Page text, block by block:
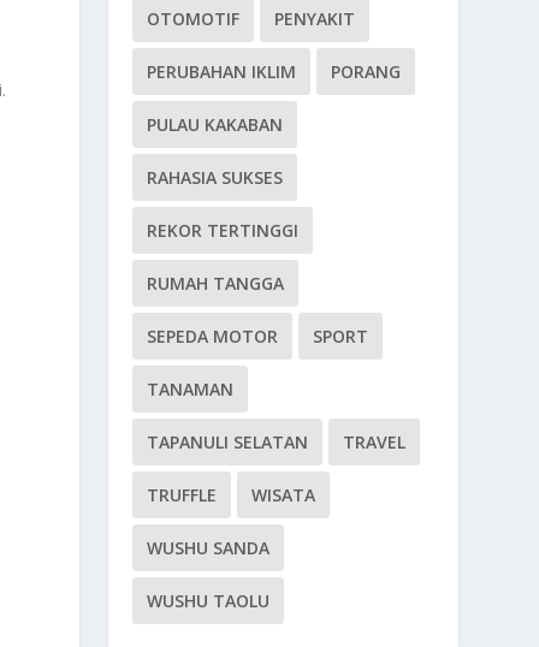
OTOMOTIF PENYAKIT
PERUBAHAN IKLIM PORANG
PULAU KAKABAN
RAHASIA SUKSES
REKOR TERTINGGI
RUMAH TANGGA
SEPEDA MOTOR SPORT
TANAMAN
TAPANULI SELATAN TRAVEL
TRUFFLE WISATA
WUSHU SANDA
WUSHU TAOLU